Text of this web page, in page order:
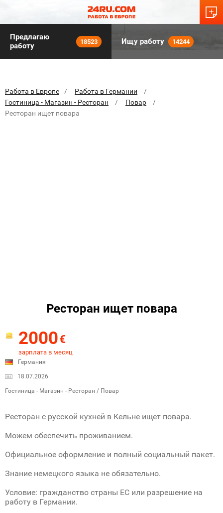
Предлагаю
работу
18523 Ищу работу 14244
Работа в Европе
Работа в Германии
Гостиница - Магазин - Ресторан
Повар
Ресторан ищет повара
Ресторан ищет повара
2000€
зарплата в месяц
Германия
18.07.2026
Гостиница - Магазин - Ресторан / Повар
Ресторан с русской кухней в Кельне ищет повара.
Можем обеспечить проживанием.
Официальное оформление и полный социальный пакет.
Знание немецкого языка не обязательно.
Условие: гражданство страны ЕС или разрешение на
работу в Германии.